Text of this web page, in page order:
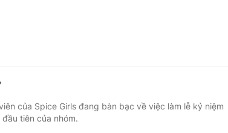
của Spice Girls đang bàn bạc về việc làm lễ kỷ niệm
tiên của nhóm.